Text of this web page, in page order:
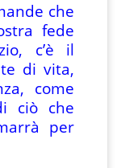
che
fede
c’è il
di vita,
come
ciò che
per